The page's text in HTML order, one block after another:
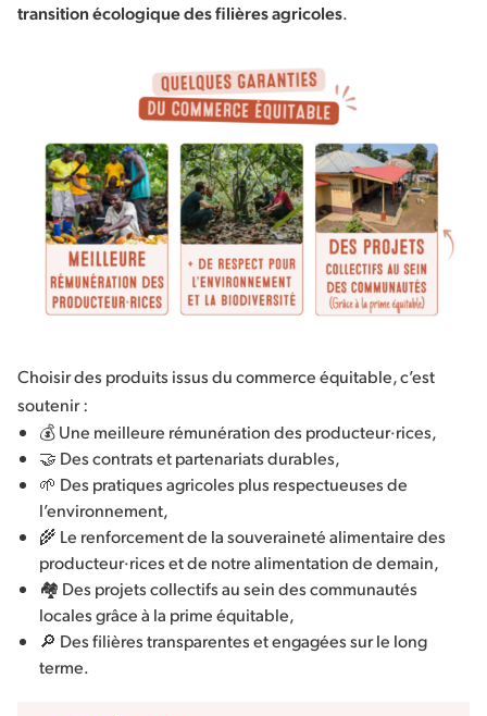
transition écologique des filières agricoles.
Choisir des produits issus du commerce équitable, c’est
soutenir :
💰 Une meilleure rémunération des producteur·rices,
🤝 Des contrats et partenariats durables,
🌱 Des pratiques agricoles plus respectueuses de
l’environnement,
🌾 Le renforcement de la souveraineté alimentaire des
producteur·rices et de notre alimentation de demain,
🏘️ Des projets collectifs au sein des communautés
locales grâce à la prime équitable,
🔎 Des filières transparentes et engagées sur le long
terme.